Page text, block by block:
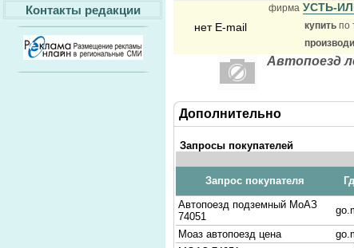
Контакты редакции
нет E-mail
фирма УСТЬ-
купить по
Автопоезд
Дополнительно
Запросы покупателей
Запрос покупателя
Автопоезд подземный МоАЗ
74051
Моаз автопоезд цена